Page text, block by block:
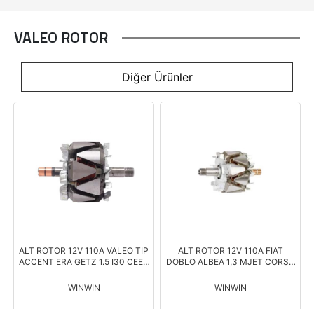
VALEO ROTOR
Diğer Ürünler
ALT ROTOR 12V 110A VALEO TIP
ACCENT ERA GETZ 1.5 I30 CEED
Çap.98.4
WINWIN
ALT ROTOR 12V 110A FIAT
DOBLO ALBEA 1,3 MJET CORSA
XRT1240
WINWIN